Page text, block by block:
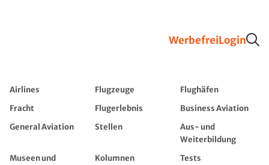
WerbefreiLogin
Airlines Flugzeuge
Flughäfen
Fracht
Flugerlebnis
Business Aviation
General Aviation
Stellen
Aus- und
Weiterbildung
Museen und
Kolumnen Tests